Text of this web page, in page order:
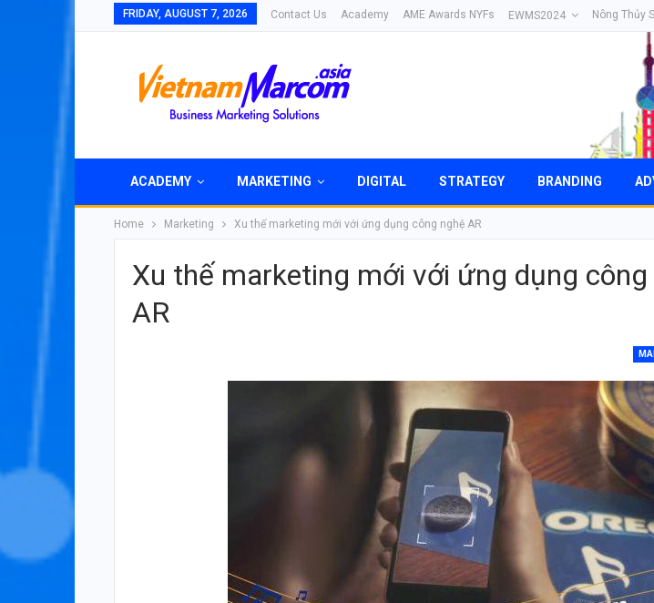
FRIDAY, AUGUST 7, 2026 Contact Us Academy AME Awards NYFs EWMS2024 Nông Thủy
ACADEMY MARKETING DIGITAL STRATEGY BRANDING
Home Marketing Xu thế marketing mới với ứng dụng công nghệ AR
Xu thế marketing mới với ứng dụng công
AR